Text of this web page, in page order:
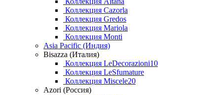
Коллекция Cazorla
Коллекция Gredos
Коллекция Mariola
Коллекция Monti
Asia Pacific (Индия)
Bisazza (Италия)
Коллекция LeDecorazioni10
Коллекция LeSfumature
Коллекция Miscele20
Azori (Россия)